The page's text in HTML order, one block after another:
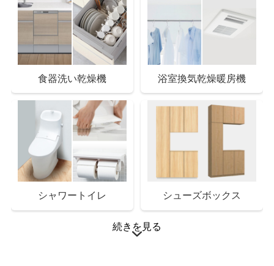
食器洗い乾燥機 浴室換気乾燥暖房機
シャワートイレ シューズボックス
続きを見る